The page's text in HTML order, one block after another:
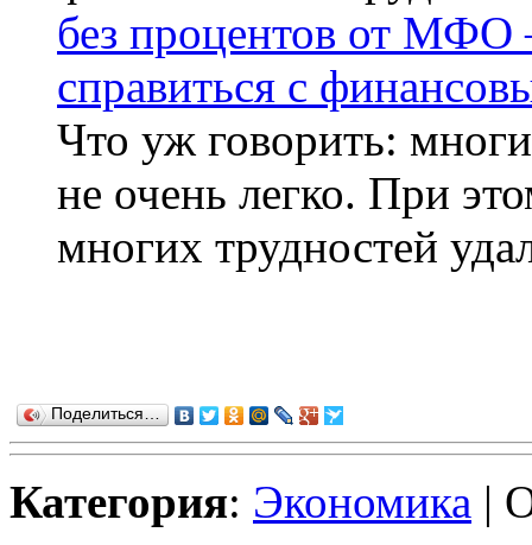
без процентов от
справиться с
Что уж говорить:
не очень легко. При
многих трудностей
Поделиться…
Категория: Экономика |